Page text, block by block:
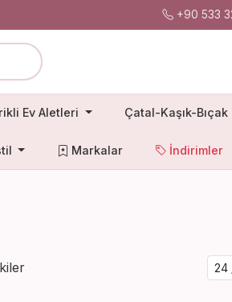
+90 533
Ev Aletleri Çatal-Kaşık-
Markalar İndirimler